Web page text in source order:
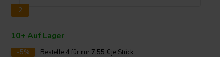
2
10+ Auf Lager
-5% Bestelle4 für nur 7,55 € je Stück